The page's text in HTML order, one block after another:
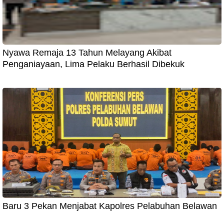
Nyawa Remaja 13 Tahun Melayang Akibat
Penganiayaan, Lima Pelaku Berhasil Dibekuk
Baru 3 Pekan Menjabat Kapolres Pelabuhan Belawan